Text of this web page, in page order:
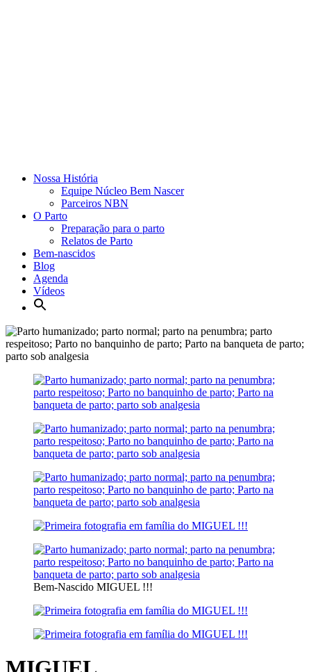
Nossa História
Equipe Núcleo Bem Nascer
Parceiros NBN
O Parto
Preparação para o parto
Relatos de Parto
Bem-nascidos
Blog
Agenda
Vídeos
Bem-Nascido MIGUEL !!!